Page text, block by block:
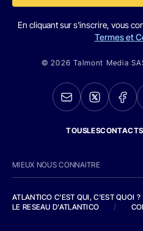
En cliquant sur s'inscrire, vous
Termes et
© 2026 Talmont Media
MIEUX NOUS CONNAITRE
ATLANTICO C'EST QUI, C'EST QUOI ?
LE RESEAU D'ATLANTICO
/